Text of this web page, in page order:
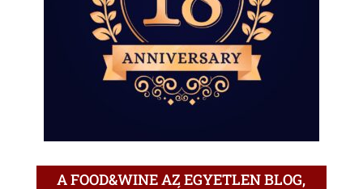
A FOOD&WINE AZ EGYETLEN BLOG,